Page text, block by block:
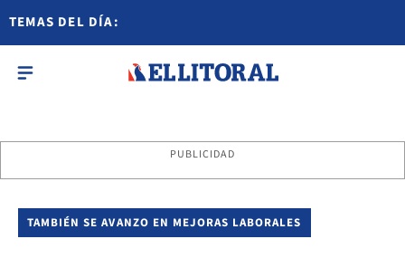
TEMAS DEL DÍA:
PUBLICIDAD
TAMBIÉN SE AVANZO EN MEJORAS LABORALES